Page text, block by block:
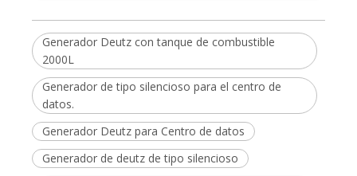
Generador Deutz con tanque de combustible
2000L
Generador de tipo silencioso para el centro de
datos.
Generador Deutz para Centro de datos
Generador de deutz de tipo silencioso